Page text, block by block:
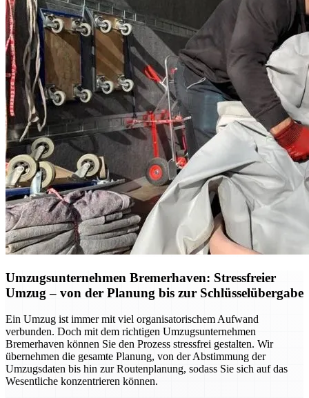
Umzugsunternehmen Bremerhaven: Stressfreier
Umzug – von der Planung bis zur Schlüsselübergabe
Ein Umzug ist immer mit viel organisatorischem Aufwand
verbunden. Doch mit dem richtigen Umzugsunternehmen
Bremerhaven können Sie den Prozess stressfrei gestalten. Wir
übernehmen die gesamte Planung, von der Abstimmung der
Umzugsdaten bis hin zur Routenplanung, sodass Sie sich auf das
Wesentliche konzentrieren können.